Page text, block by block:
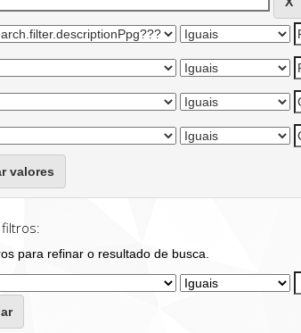
valores
para refinar o resultado de busca.